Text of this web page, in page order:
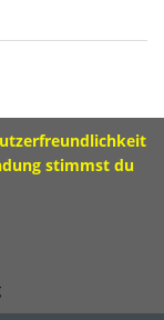
stimmst du